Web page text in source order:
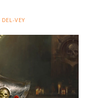
DEL-VEY